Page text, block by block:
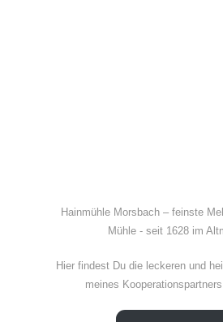
Hainmühle Morsbach – feinste
Mühle - seit 1628 im
Hier findest Du die leckeren und
meines